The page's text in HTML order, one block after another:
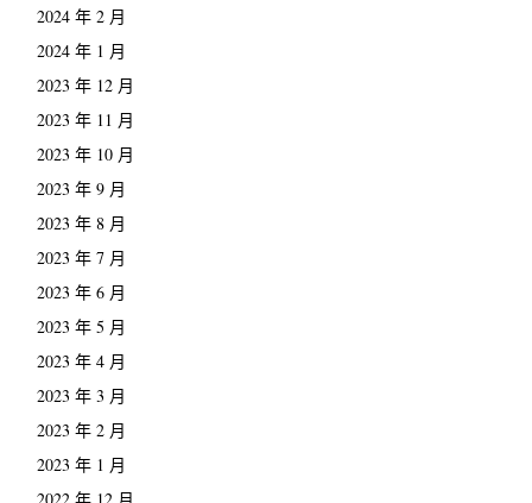
2024 年 2 月
2024 年 1 月
2023 年 12 月
2023 年 11 月
2023 年 10 月
2023 年 9 月
2023 年 8 月
2023 年 7 月
2023 年 6 月
2023 年 5 月
2023 年 4 月
2023 年 3 月
2023 年 2 月
2023 年 1 月